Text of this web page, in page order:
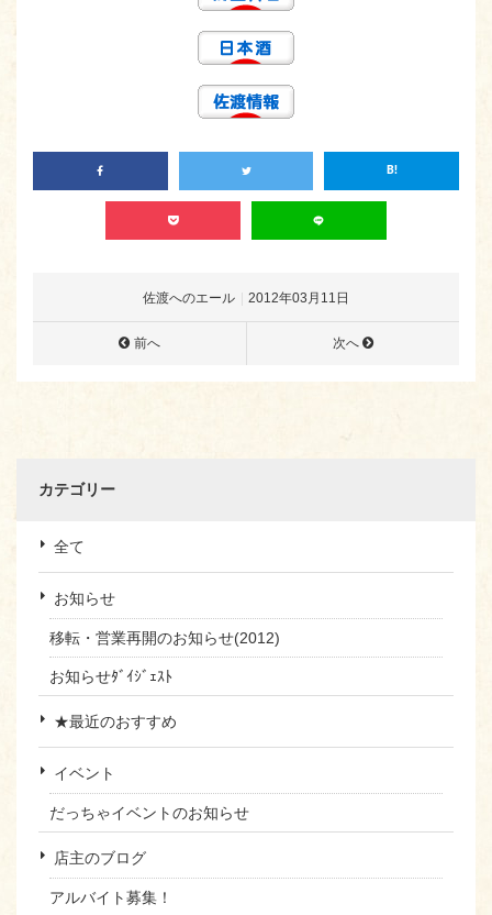
佐渡へのエール 2012年03月11日
前へ 次へ
カテゴリー
全て
お知らせ
移転・営業再開のお知らせ(2012)
お知らせﾀﾞｲｼﾞｪｽﾄ
★最近のおすすめ
イベント
だっちゃイベントのお知らせ
店主のブログ
アルバイト募集！